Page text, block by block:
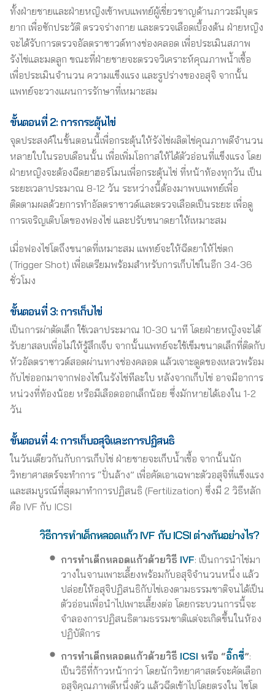
ทั้งฝ่ายชายและฝ่ายหญิงเข้าพบแพทย์ผู้เชี่ยวชาญด้านภาวะมีบุตร
ยาก เพื่อซักประวัติ ตรวจร่างกาย และตรวจเลือดเบื้องต้น ฝ่ายหญิง
จะได้รับการตรวจอัลตราซาวด์ทางช่องคลอด เพื่อประเมินสภาพ
รังไข่และมดลูก ขณะที่ฝ่ายชายจะตรวจวิเคราะห์คุณภาพน้ำเชื้อ
เพื่อประเมินจำนวน ความแข็งแรง และรูปร่างของอสุจิ จากนั้น
แพทย์จะวางแผนการรักษาที่เหมาะสม
ขั้นตอนที่ 2: การกระตุ้นไข่
จุดประสงค์ในขั้นตอนนี้เพื่อกระตุ้นให้รังไข่ผลิตไข่คุณภาพดีจำนวน
หลายใบในรอบเดือนนั้น เพื่อเพิ่มโอกาสให้ได้ตัวอ่อนที่แข็งแรง โดย
ฝ่ายหญิงจะต้องฉีดยาฮอร์โมนเพื่อกระตุ้นไข่ ที่หน้าท้องทุกวัน เป็น
ระยะเวลาประมาณ 8-12 วัน ระหว่างนี้ต้องมาพบแพทย์เพื่อ
ติดตามผลด้วยการทำอัลตราซาวด์และตรวจเลือดเป็นระยะ เพื่อดู
การเจริญเติบโตของฟองไข่ และปรับขนาดยาให้เหมาะสม
เมื่อฟองไข่โตถึงขนาดที่เหมาะสม แพทย์จะให้ฉีดยาให้ไข่ตก
(Trigger Shot) เพื่อเตรียมพร้อมสำหรับการเก็บไข่ในอีก 34-36
ชั่วโมง
ขั้นตอนที่ 3: การเก็บไข่
เป็นการผ่าตัดเล็ก ใช้เวลาประมาณ 10-30 นาที โดยฝ่ายหญิงจะได้
รับยาสลบเพื่อไม่ให้รู้สึกเจ็บ จากนั้นแพทย์จะใช้เข็มขนาดเล็กที่ติดกับ
หัวอัลตราซาวด์สอดผ่านทางช่องคลอด แล้วเจาะดูดของเหลวพร้อม
กับไข่ออกมาจากฟองไข่ในรังไข่ทีละใบ หลังจากเก็บไข่ อาจมีอาการ
หน่วงที่ท้องน้อย หรือมีเลือดออกเล็กน้อย ซึ่งมักหายได้เองใน 1-2
วัน
ขั้นตอนที่ 4: การเก็บอสุจิและการปฏิสนธิ
ในวันเดียวกันกับการเก็บไข่ ฝ่ายชายจะเก็บน้ำเชื้อ จากนั้นนัก
วิทยาศาสตร์จะทำการ “ปั่นล้าง” เพื่อคัดเอาเฉพาะตัวอสุจิที่แข็งแรง
และสมบูรณ์ที่สุดมาทำการปฏิสนธิ (Fertilization) ซึ่งมี 2 วิธีหลัก
คือ IVF กับ ICSI
วิธีการทำเด็กหลอดแก้ว IVF กับ ICSI ต่างกันอย่างไร?
การทำเด็กหลอดแก้วด้วยวิธี IVF: เป็นการนำไข่มา
วางในจานเพาะเลี้ยงพร้อมกับอสุจิจำนวนหนึ่ง แล้ว
ปล่อยให้อสุจิปฏิสนธิกับไข่เองตามธรรมชาติจนได้เป็น
ตัวอ่อนเพื่อนำไปเพาะเลี้ยงต่อ โดยกระบวนการนี้จะ
จำลองการปฏิสนธิตามธรรมชาติแต่จะเกิดขึ้นในห้อง
ปฏิบัติการ
การทำเด็กหลอดแก้วด้วยวิธี ICSI หรือ “อิ๊กซี่”:
เป็นวิธีที่ก้าวหน้ากว่า โดยนักวิทยาศาสตร์จะคัดเลือก
อสุจิคุณภาพดีหนึ่งตัว แล้วฉีดเข้าไปโดยตรงใน ไซโต